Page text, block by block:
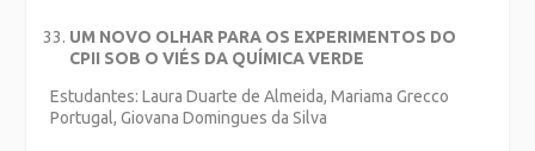
UM NOVO OLHAR PARA OS EXPERIMENTOS DO
CPII SOB O VIÉS DA QUÍMICA VERDE
Estudantes: Laura Duarte de Almeida, Mariama Grecco
Portugal, Giovana Domingues da Silva